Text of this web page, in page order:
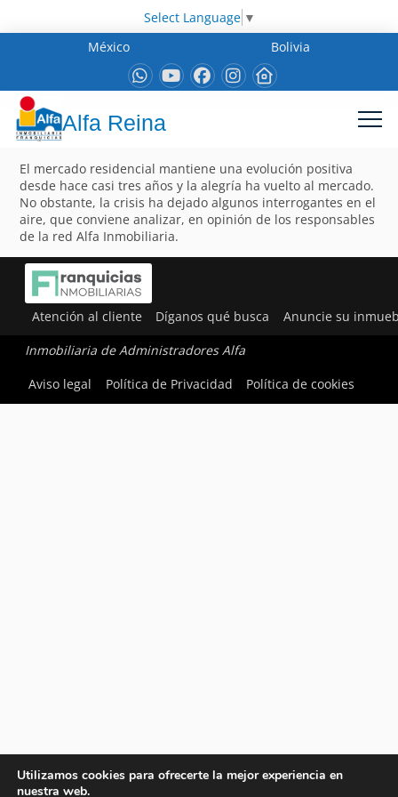
Select Language ▼
México
Bolivia
Alfa Reina
El mercado residencial mantiene una evolución positiva
desde hace casi tres años y la alegría ha vuelto al mercado.
No obstante, la crisis ha dejado algunos interrogantes en el
aire, que conviene analizar, en opinión de los responsables
de la red Alfa Inmobiliaria.
Atención al cliente Díganos qué busca Anuncie su
Inmobiliaria de Administradores Alfa
Aviso legal
Política de Privacidad Política de cookies
Utilizamos cookies para ofrecerte la mejor experiencia en
nuestra web.